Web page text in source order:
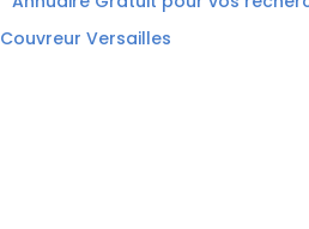
Couvreur Versailles